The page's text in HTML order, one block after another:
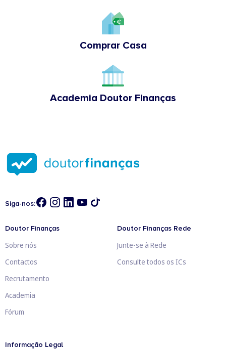
Comprar Casa
Academia Doutor Finanças
Siga-nos:
Doutor Finanças
Sobre nós
Contactos
Recrutamento
Academia
Fórum
Doutor Finanças Rede
Junte-se à Rede
Consulte todos os ICs
Informação Legal